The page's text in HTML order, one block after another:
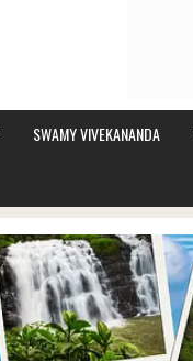
SWAMY VIVEKANANDA